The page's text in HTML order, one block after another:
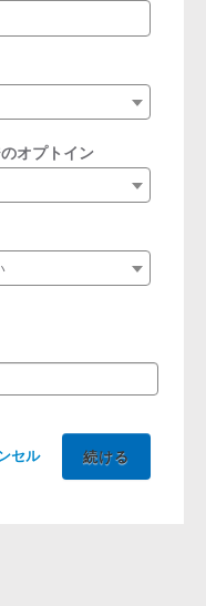
オプトイン
セル